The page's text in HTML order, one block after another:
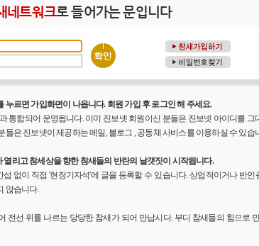
네트워크로 들어가는 문입니다
누르면 가입화면이 나옵니다. 회원 가입 후 로그인 해 주세요.
통합되어 운영됩니다. 이미 진보넷 회원이신 분들은 진보넷 아이디를 그
들은 진보넷이 제공하는 메일, 블로그 , 공동체 사비스를 이용하실 수 있습
리고 참세상을 향한 참새들의 반란의 날갯짓이 시작됩니다.
섭 없이 직접 '현장기자석'에 글을 등록할 수 있습니다. 상업적이거나 반인
않습니다.
전선 위를 나르는 당당한 참새가 되어 만납시다. 부디 참새들의 힘으로